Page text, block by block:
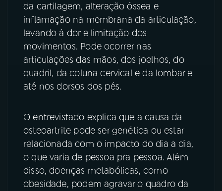
da cartilagem, alteração óssea e
inflamação na membrana da articulação,
levando à dor e limitação dos
movimentos. Pode ocorrer nas
articulações das mãos, dos joelhos, do
quadril, da coluna cervical e da lombar e
até nos dorsos dos pés.
O entrevistado explica que a causa da
osteoartrite pode ser genética ou estar
relacionada com o impacto do dia a dia,
o que varia de pessoa pra pessoa. Além
disso, doenças metabólicas, como
obesidade, podem agravar o quadro da